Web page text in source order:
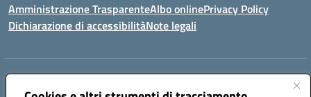
Amministrazione TrasparenteAlbo onlinePrivacy Policy
Dichiarazione di accessibilitàNote legali
Centralino:
Posta elettronica certificata (PEC):tpis02200a@pec.istruzione.it